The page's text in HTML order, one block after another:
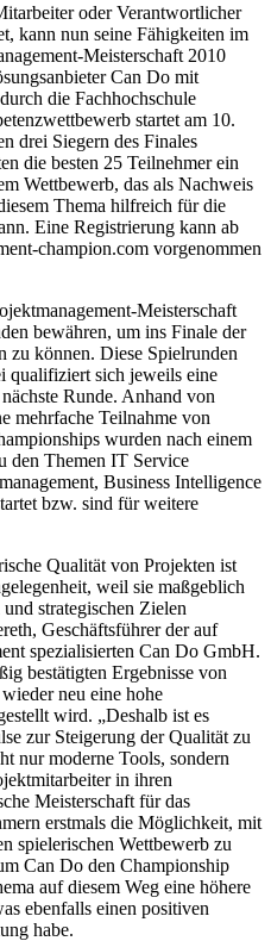
oder Verantwortlicher
kann nun seine Fähigkeiten im
Meisterschaft 2010
Can Do mit
die Fachhochschule
startet am 10.
drei Siegern des Finales
die besten 25 Teilnehmer ein
Wettbewerb, das als Nachweis
Thema hilfreich für die
Eine Registrierung kann ab
champion.com vorgenommen
Meisterschaft
bewähren, um ins Finale der
zu können. Diese Spielrunden
qualifiziert sich jeweils eine
Runde. Anhand von
mehrfache Teilnahme von
wurden nach einem
den Themen IT Service
Business Intelligence
bzw. sind für weitere
Qualität von Projekten ist
weil sie maßgeblich
strategischen Zielen
Geschäftsführer der auf
spezialisierten Can Do GmbH.
bestätigten Ergebnisse von
neu eine hohe
wird. „Deshalb ist es
zur Steigerung der Qualität zu
nur moderne Tools, sondern
in ihren
Meisterschaft für das
erstmals die Möglichkeit, mit
spielerischen Wettbewerb zu
Can Do den Championship
auf diesem Weg eine höhere
ebenfalls einen positiven
habe.